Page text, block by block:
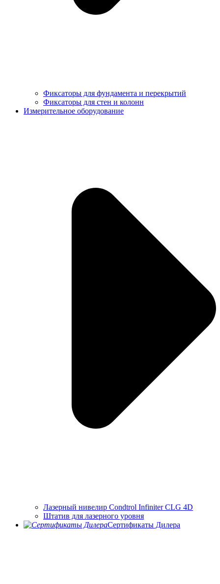
Фиксаторы для фундамента и перекрытий
Фиксаторы для стен и колонн
Измерительное оборудование
Лазерный нивелир Condtrol Infiniter CLG 4D
Штатив для лазерного уровня
Сертификаты Дилера